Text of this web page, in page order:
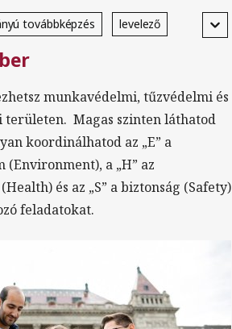
továbbképzés
levelező
munkavédelmi, tűzvédelmi és
Magas szinten láthatod
koordinálhatod az „E” a
a „H” az
és az „S” a biztonság (Safety)
feladatokat.